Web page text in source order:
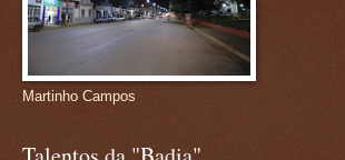
Martinho Campos